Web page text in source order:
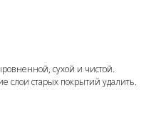
сухой и чистой.
старых покрытий удалить.